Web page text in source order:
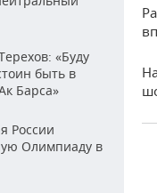
«Буду
быть в
Барса»
России
Олимпиаду в